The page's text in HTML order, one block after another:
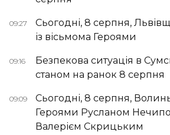
09:27
Сьогодні, 8 серпня,
із вісьмома Героями
09:16
Безпекова ситуація в
станом на ранок 8 серпня
09:09
Сьогодні, 8 серпня,
Героями Русланом
Валерієм Скрицьким